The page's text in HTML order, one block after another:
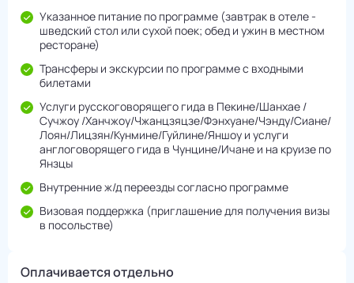
Указанное питание по программе (завтрак в отеле -
шведский стол или сухой поек; обед и ужин в местном
ресторане)
Трансферы и экскурсии по программе с входными
билетами
Услуги русскоговорящего гида в Пекине/Шанхае /
Сучжоу /Ханчжоу/Чжанцзяцзе/Фэнхуане/Чэнду/Cиане/
Лоян/Лицзян/Кунмине/Гуйлине/Яншоу и услуги
англоговорящего гида в Чунцине/Ичане и на круизе по
Янзцы
Внутренние ж/д переезды согласно программе
Визовая поддержка (приглашение для получения визы
в посольстве)
Оплачивается отдельно